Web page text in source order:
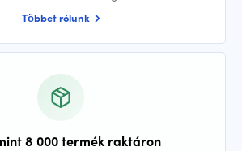
Többet rólunk
8 000 termék raktáron